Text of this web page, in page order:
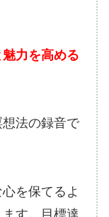
力を高める
法の録音で
を保てるよ
す。目標達